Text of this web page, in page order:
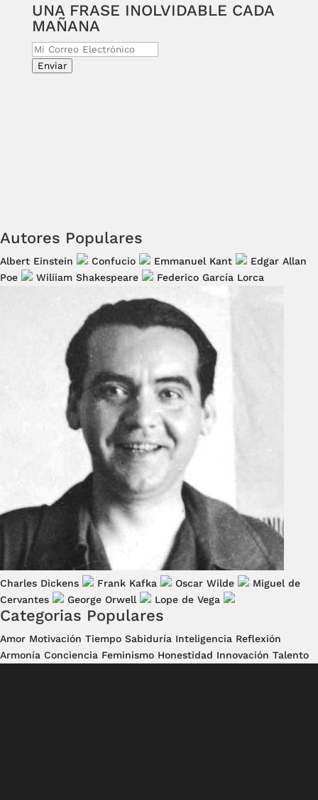
UNA FRASE INOLVIDABLE CADA
MAÑANA
Enviar
Autores Populares
Albert Einstein Confucio Emmanuel Kant
Edgar Allan
Poe
Wiliiam Shakespeare Federico García Lorca
Charles Dickens Frank Kafka Oscar Wilde
Miguel de
Cervantes
George Orwell Lope de Vega
Categorias Populares
Amor Motivación Tiempo Sabiduría Inteligencia Reflexión
Armonía Conciencia Feminismo Honestidad Innovación Talento